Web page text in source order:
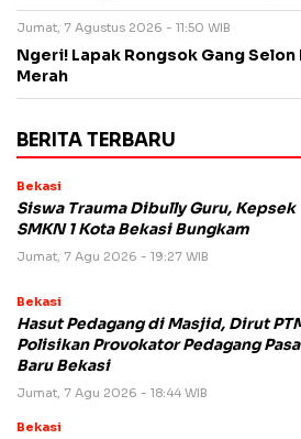
Jumat, 7 Agustus 2026 - 11:50 WIB
Ngeri! Lapak Rongsok Gang
Merah
BERITA TERBARU
Bekasi
Siswa Trauma Dibully Guru, Kepsek
SMKN 1 Kota Bekasi Bungkam
Jumat, 7 Agu 2026 - 19:27 WIB
Bekasi
Hasut Pedagang di Masjid, Dirut
Polisikan Provokator Pedagang
Baru Bekasi
Jumat, 7 Agu 2026 - 18:44 WIB
Bekasi